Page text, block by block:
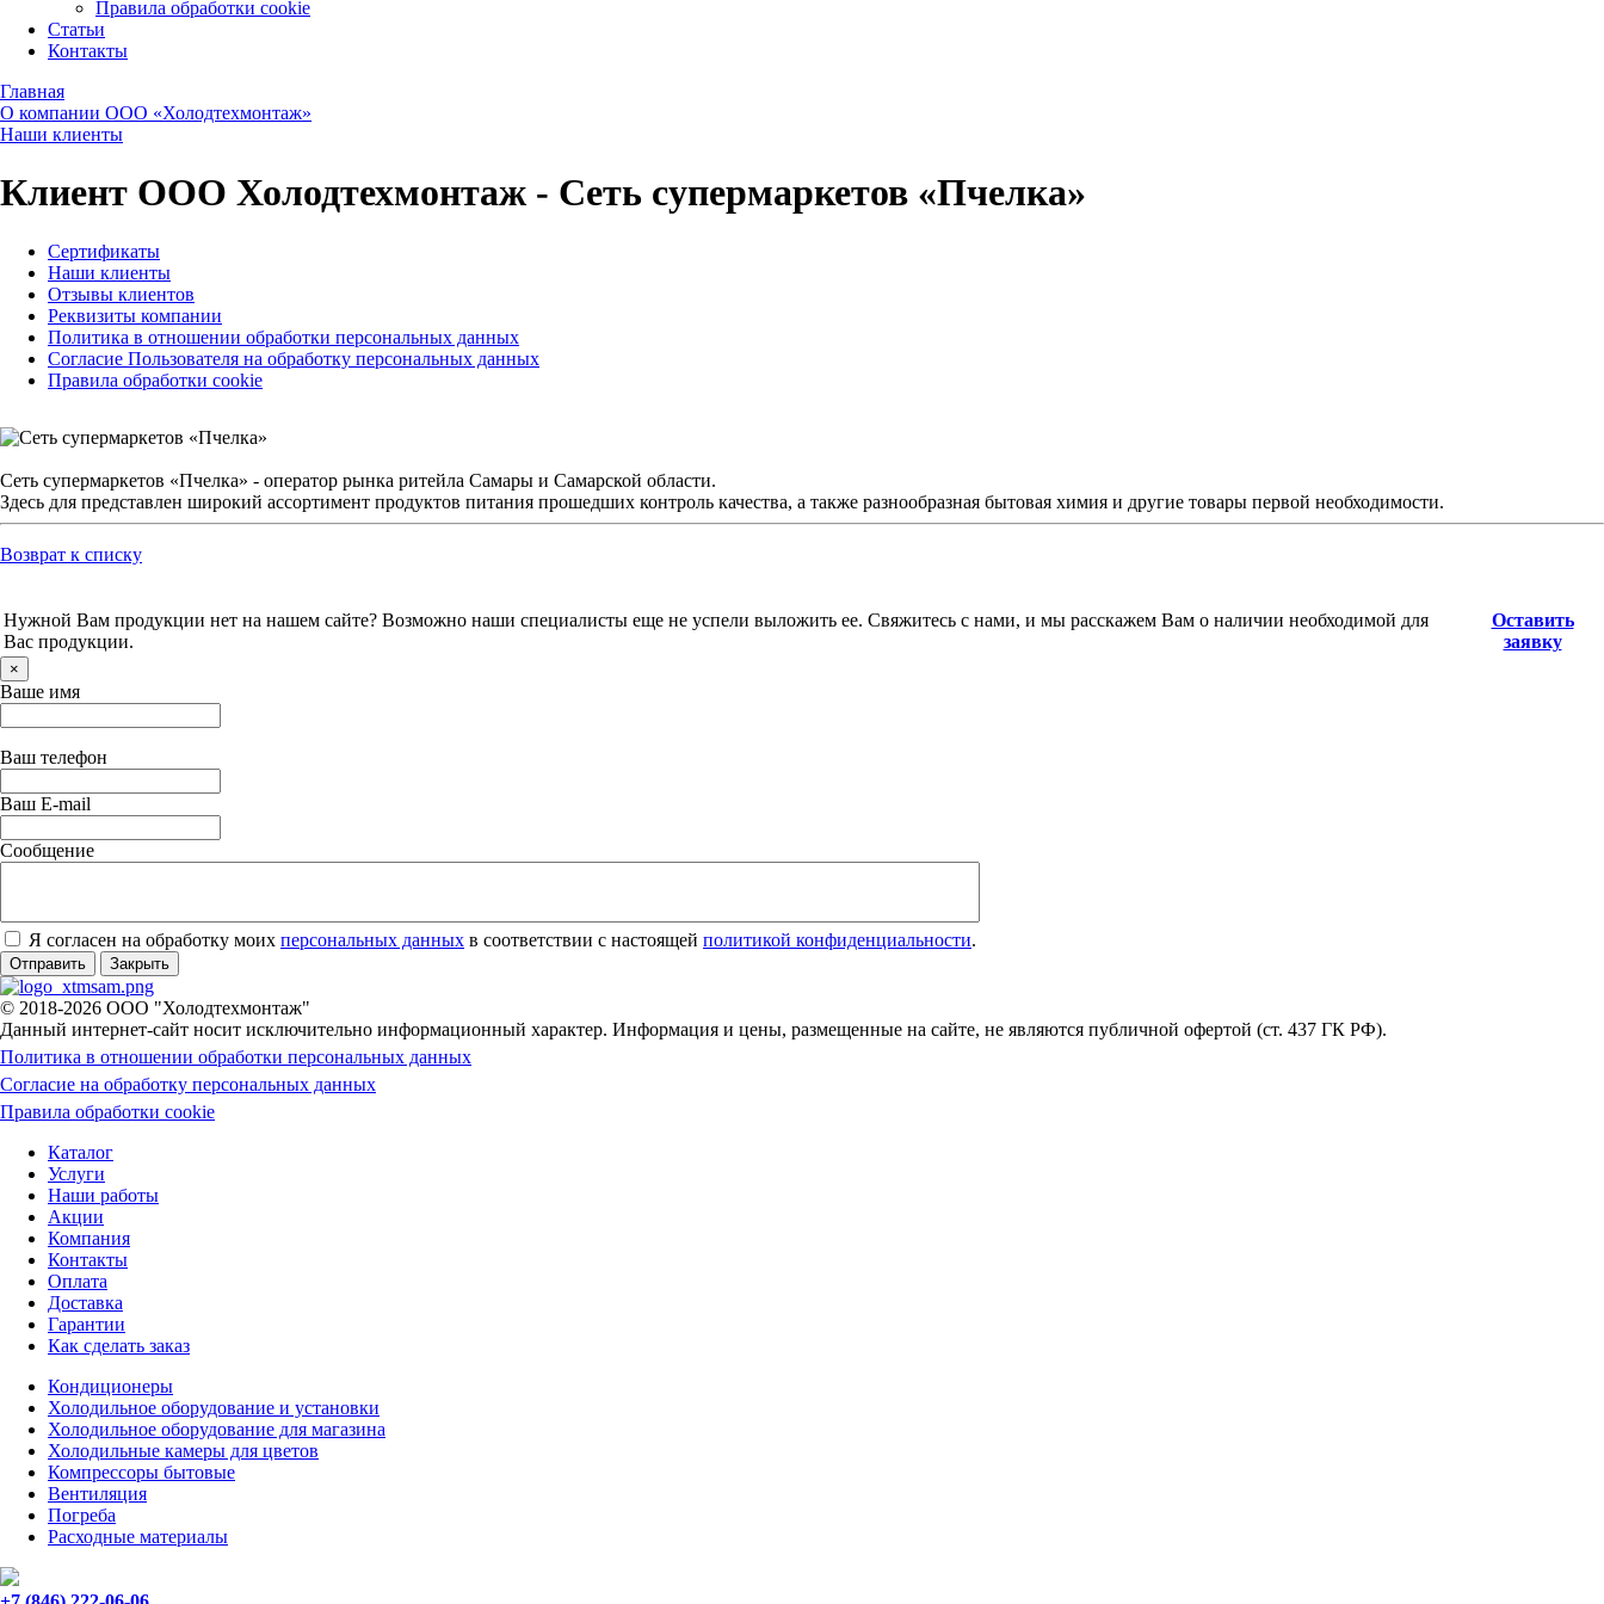
Правила обработки cookie
Статьи
Контакты
Главная
О компании ООО «Холодтехмонтаж»
Наши клиенты
Клиент ООО Холодтехмонтаж - Сеть супермаркетов «Пчелка»
Сертификаты
Наши клиенты
Отзывы клиентов
Реквизиты компании
Политика в отношении обработки персональных данных
Согласие Пользователя на обработку персональных данных
Правила обработки cookie
Сеть супермаркетов «Пчелка» - оператор рынка ритейла Самары и Самарской области.
Здесь для представлен широкий ассортимент продуктов питания прошедших контроль качества, а также разнообразная бытовая химия и другие товары первой необходимости.
Возврат к списку
Нужной Вам продукции нет на нашем сайте? Возможно наши специалисты еще не успели выложить ее. Свяжитесь с нами, и мы расскажем Вам о наличии необходимой для
Вас продукции.
Оставить
заявку
×
Ваше имя
Ваш телефон
Ваш E-mail
Сообщение
Я согласен на обработку моих персональных данных в соответствии с настоящей политикой конфиденциальности.
Отправить Закрыть
© 2018-2026 ООО "Холодтехмонтаж"
Данный интернет-сайт носит исключительно информационный характер. Информация и цены, размещенные на сайте, не являются публичной офертой (ст. 437 ГК РФ).
Политика в отношении обработки персональных данных
Согласие на обработку персональных данных
Правила обработки cookie
Каталог
Услуги
Наши работы
Акции
Компания
Контакты
Оплата
Доставка
Гарантии
Как сделать заказ
Кондиционеры
Холодильное оборудование и установки
Холодильное оборудование для магазина
Холодильные камеры для цветов
Компрессоры бытовые
Вентиляция
Погреба
Расходные материалы